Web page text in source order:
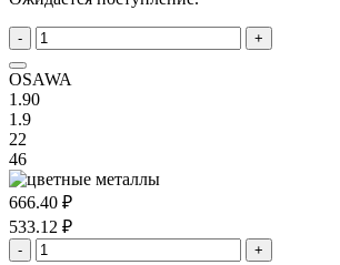
- +
OSAWA
1.90
1.9
22
46
666.40 ₽
533.12 ₽
- +